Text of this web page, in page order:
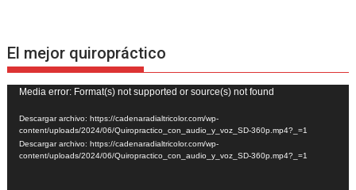
El mejor quiropráctico
Reproductor
de
vídeo
Media error: Format(s) not supported or source(s) not found
Descargar archivo: https://cadenaradialtricolor.com/wp-
content/uploads/2024/06/Quiropractico_con_audio_y_voz_SD-360p.mp4?_=1
Descargar archivo: https://cadenaradialtricolor.com/wp-
content/uploads/2024/06/Quiropractico_con_audio_y_voz_SD-360p.mp4?_=1